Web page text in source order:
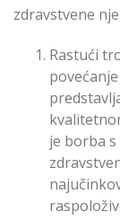
zdravstvene
Rastući
je borba